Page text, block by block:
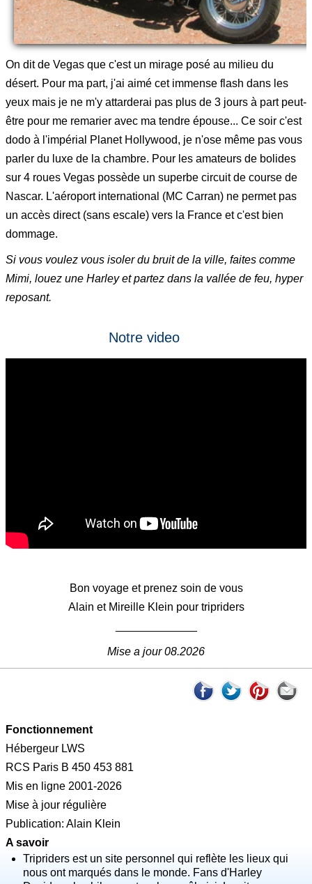
On dit de Vegas que c'est un mirage posé au milieu du
désert. Pour ma part, j'ai aimé cet immense flash dans les
yeux mais je ne m'y attarderai pas plus de 3 jours à part peut-
être pour me remarier avec ma tendre épouse... Ce soir c'est
dodo à l'impérial Planet Hollywood, je n'ose même pas vous
parler du luxe de la chambre. Pour les amateurs de bolides
sur 4 roues Vegas possède un superbe circuit de course de
Nascar. L'aéroport international (MC Carran) ne permet pas
un accès direct (sans escale) vers la France et c'est bien
dommage.
Si vous voulez vous isoler du bruit de la ville, faites comme
Mimi, louez une Harley et partez dans la vallée de feu, hyper
reposant.
Notre video
Bon voyage et prenez soin de vous
Alain et Mireille Klein pour tripriders
Mise a jour 08.2026
Fonctionnement
Hébergeur LWS
RCS Paris B 450 453 881
Mis en ligne 2001-2026
Mise à jour régulière
Publication: Alain Klein
A savoir
Tripriders est un site personnel qui reflète les lieux qui
nous ont marqués dans le monde. Fans d'Harley